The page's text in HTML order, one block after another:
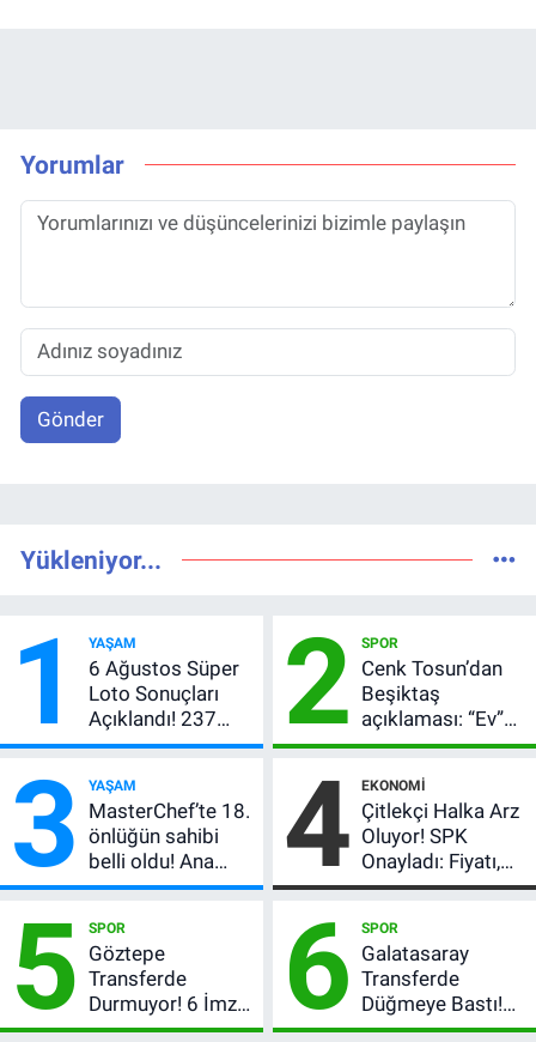
Yorumlar
Gönder
Yükleniyor...
1 YAŞAM
6 Ağustos Süper
Loto Sonuçları
Açıklandı! 237
Milyon TL’lik
2 SPOR
Cenk Tosun’dan
Beşiktaş
açıklaması: “Ev”
dedi, asıl mesajı
verdi
3 YAŞAM
MasterChef’te 18.
önlüğün sahibi
belli oldu! Ana
kadroya giren
oldu?
4 EKONOMI
Çitlekçi Halka Arz
Oluyor! SPK
Onayladı: Fiyatı,
Lot Sayısı ve
Tarihi
5 SPOR
Göztepe
Transferde
Durmuyor! 6 İmza
Sonrası Yeni
6 SPOR
Galatasaray
Transferde
Düğmeye Bastı!
Leao, Camavinga